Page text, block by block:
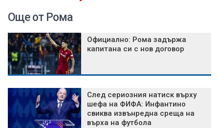
Още от Рома
Официално: Рома задържа
капитана си с нов договор
След сериозния натиск върху
шефа на ФИФА: Инфантино
свиква извънредна среща на
върха на футбола